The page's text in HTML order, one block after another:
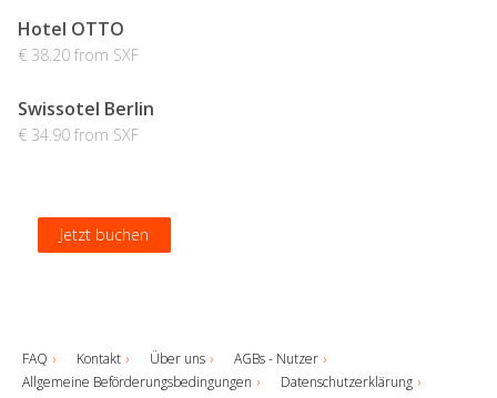
Jetzt buchen
Jetzt buchen
Hotel OTTO
€ 38.20 from SXF
Jetzt buchen
Swissotel Berlin
€ 34.90 from SXF
Jetzt buchen
FAQ Kontakt Über uns
AGBs - Nutzer
Allgemeine Beförderungsbedingungen
Datenschutzerklärung